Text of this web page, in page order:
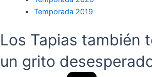
Temporada 2019
Los Tapias también
un grito